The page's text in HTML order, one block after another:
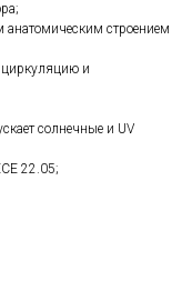
анатомическим строением
циркуляцию и
солнечные и UV
22.05;